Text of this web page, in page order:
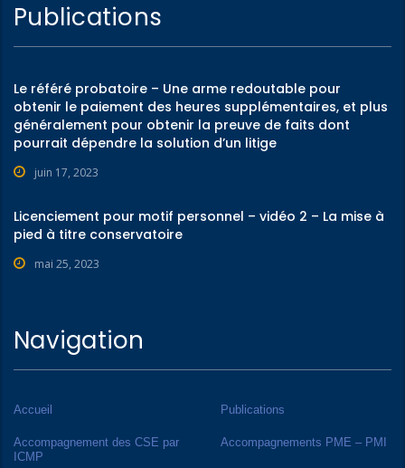
Publications
Le référé probatoire – Une arme redoutable pour
obtenir le paiement des heures supplémentaires, et plus
généralement pour obtenir la preuve de faits dont
pourrait dépendre la solution d’un litige
juin 17, 2023
Licenciement pour motif personnel – vidéo 2 – La mise à
pied à titre conservatoire
mai 25, 2023
Navigation
Accueil Publications
Accompagnement des CSE par
ICMP
Accompagnements PME – PMI